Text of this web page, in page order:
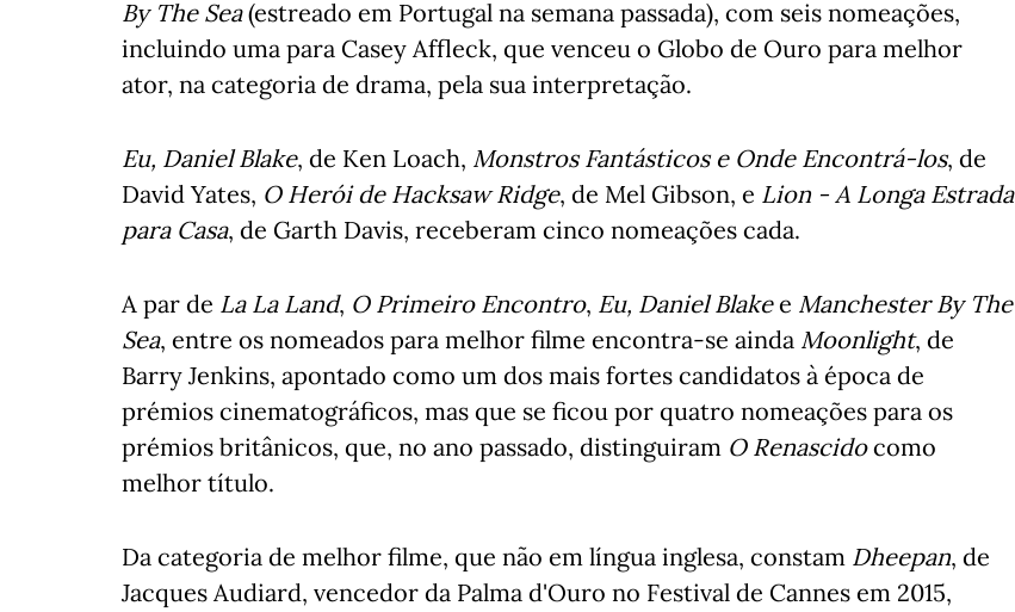
By The Sea(estreado em Portugal na semana passada), com seis nomeações,
incluindo uma para Casey Affleck, que venceu o Globo de Ouro para melhor
ator, na categoria de drama, pela sua interpretação.
Eu, Daniel Blake, de Ken Loach, Monstros Fantásticos e Onde Encontrá-los, de
David Yates, O Herói de Hacksaw Ridge, de Mel Gibson, e Lion - A Longa Estrada
para Casa, de Garth Davis, receberam cinco nomeações cada.
A par de La La Land, O Primeiro Encontro, Eu, Daniel Blakee Manchester By The
Sea, entre os nomeados para melhor filme encontra-se ainda Moonlight, de
Barry Jenkins, apontado como um dos mais fortes candidatos à época de
prémios cinematográficos, mas que se ficou por quatro nomeações para os
prémios britânicos, que, no ano passado, distinguiram O Renascidocomo
melhor título.
Da categoria de melhor filme, que não em língua inglesa, constam Dheepan, de
Jacques Audiard, vencedor da Palma d'Ouro no Festival de Cannes em 2015,